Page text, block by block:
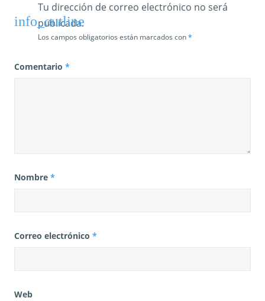
Tu dirección de correo electrónico no será
publicada.
Los campos obligatorios están marcados con*
Comentario *
Nombre *
Correo electrónico *
Web